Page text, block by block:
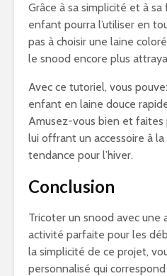
Grâce à sa simplicité et à
enfant pourra l’utiliser en
pas à choisir une laine
le snood encore plus
Avec ce tutoriel, vous
enfant en laine douce
Amusez-vous bien et
lui offrant un accessoire à
tendance pour l’hiver.
Conclusion
Tricoter un snood avec une
activité parfaite pour les
la simplicité de ce projet,
personnalisé qui